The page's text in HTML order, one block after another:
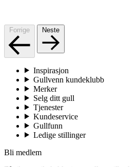
Forrige Neste
Inspirasjon
Gullvenn kundeklubb
Merker
Selg ditt gull
Tjenester
Kundeservice
Gullfunn
Ledige stillinger
Bli medlem